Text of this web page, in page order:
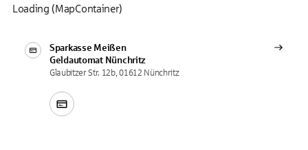
Sparkasse Meißen
Geldautomat Nünchritz
Glaubitzer Str. 12b, 01612 Nünchritz
Loading (MapContainer)